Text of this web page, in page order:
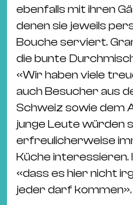
ebenfalls mit ihren
denen sie jeweils
Bouche serviert.
die bunte
«Wir haben viele
auch Besucher aus
Schweiz sowie dem
junge Leute würden
erfreulicherweise
Küche interessieren.
«dass es hier nicht
jeder darf kommen».